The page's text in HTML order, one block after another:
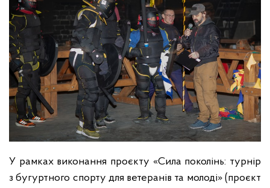
У рамках виконання проєкту «Сила поколінь: турнір
з бугуртного спорту для ветеранів та молоді» (проєкт